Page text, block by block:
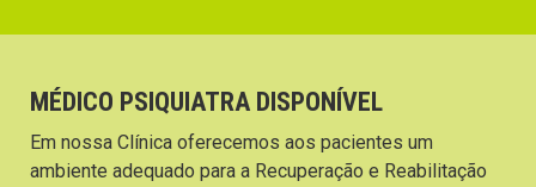
MÉDICO PSIQUIATRA DISPONÍVEL
Em nossa Clínica oferecemos aos pacientes um
ambiente adequado para a Recuperação e Reabilitação